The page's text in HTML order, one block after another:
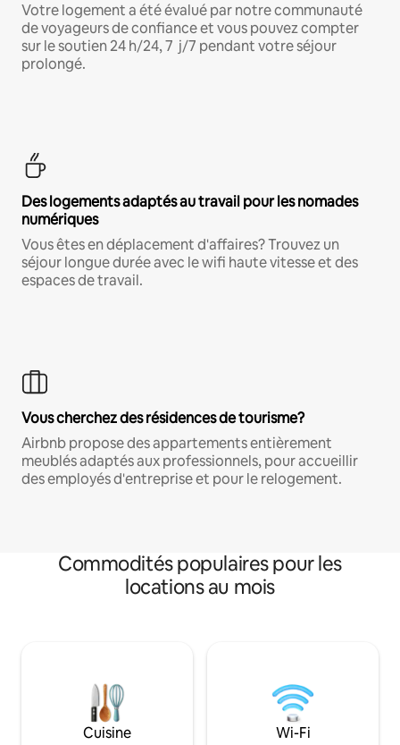
Votre logement a été évalué par notre communauté
de voyageurs de confiance et vous pouvez compter
sur le soutien 24 h/24, 7 j/7 pendant votre séjour
prolongé.
Des logements adaptés au travail pour les nomades
numériques
Vous êtes en déplacement d'affaires? Trouvez un
séjour longue durée avec le wifi haute vitesse et des
espaces de travail.
Vous cherchez des résidences de tourisme?
Airbnb propose des appartements entièrement
meublés adaptés aux professionnels, pour accueillir
des employés d'entreprise et pour le relogement.
Commodités populaires pour les
locations au mois
Cuisine Wi-Fi